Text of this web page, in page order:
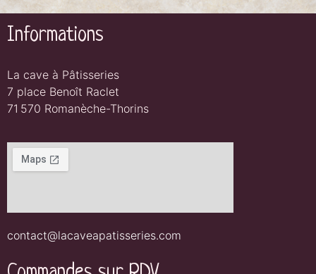
Informations
La cave à Pâtisseries
7 place Benoît Raclet
71 570 Romanèche-Thorins
contact@lacaveapatisseries.com